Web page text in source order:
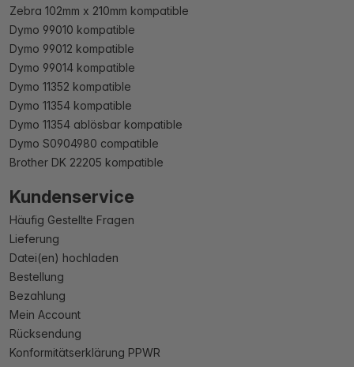
Zebra 102mm x 210mm kompatible
Dymo 99010 kompatible
Dymo 99012 kompatible
Dymo 99014 kompatible
Dymo 11352 kompatible
Dymo 11354 kompatible
Dymo 11354 ablösbar kompatible
Dymo S0904980 compatible
Brother DK 22205 kompatible
Kundenservice
Häufig Gestellte Fragen
Lieferung
Datei(en) hochladen
Bestellung
Bezahlung
Mein Account
Rücksendung
Konformitätserklärung PPWR